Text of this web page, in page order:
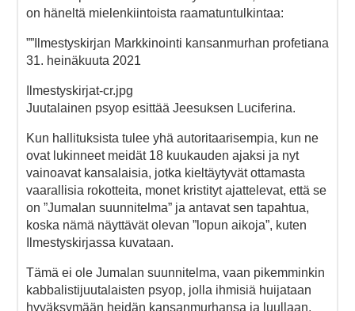
on häneltä mielenkiintoista raamatuntulkintaa:
””Ilmestyskirjan Markkinointi kansanmurhan profetiana
31. heinäkuuta 2021
Ilmestyskirjat-cr.jpg
Juutalainen psyop esittää Jeesuksen Luciferina.
Kun hallituksista tulee yhä autoritaarisempia, kun ne
ovat lukinneet meidät 18 kuukauden ajaksi ja nyt
vainoavat kansalaisia, jotka kieltäytyvät ottamasta
vaarallisia rokotteita, monet kristityt ajattelevat, että se
on ”Jumalan suunnitelma” ja antavat sen tapahtua,
koska nämä näyttävät olevan ”lopun aikoja”, kuten
Ilmestyskirjassa kuvataan.
Tämä ei ole Jumalan suunnitelma, vaan pikemminkin
kabbalistijuutalaisten psyop, jolla ihmisiä huijataan
hyväksymään heidän kansanmurhansa ja luullaan,